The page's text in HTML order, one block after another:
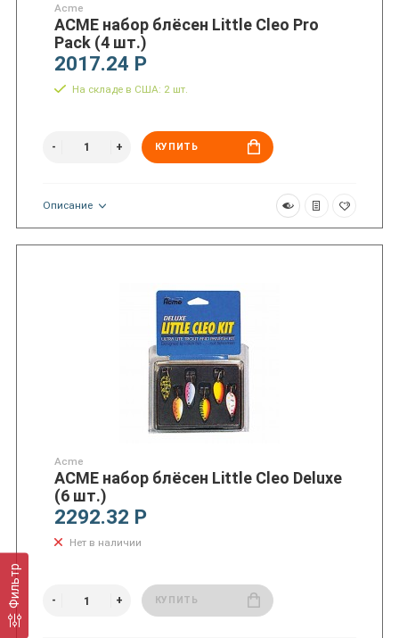
Фильтр
Acme
ACME набор блёсен Little Cleo Pro
Pack (4 шт.)
2017.24 Р
На складе в США: 2 шт.
КУПИТЬ
Описание
Acme
ACME набор блёсен Little Cleo Deluxe
(6 шт.)
2292.32 Р
Нет в наличии
КУПИТЬ